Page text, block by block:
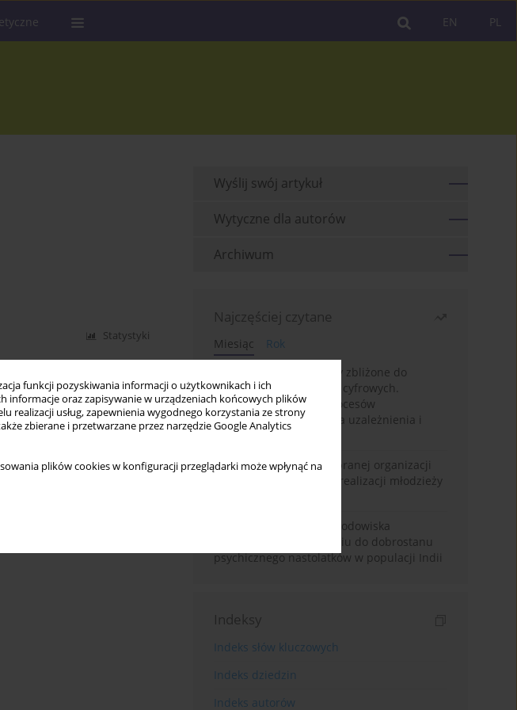
funkcji pozyskiwania informacji o użytkownikach i ich
oraz zapisywanie w urządzeniach końcowych plików
realizacji usług, zapewnienia wygodnego korzystania ze strony
zbierane i przetwarzane przez narzędzie Google Analytics
plików cookies w konfiguracji przeglądarki może wpłynąć na
PL
EN
Statystyki
Wyślij swój artykuł
Wytyczne dla autorów
Archiwum
Najczęściej czytane
Miesiąc
Rok
Loot boxy – mechanizmy zbliżone do
hazardu ukryte w grach cyfrowych.
Narracyjny przegląd procesów
psychologicznych, ryzyka uzależnienia i
regulacji prawnych
Znaczenie wsparcia wybranej organizacji
pozarządowej dla samorealizacji młodzieży
Badanie osobowości i środowiska
rodzinnego w odniesieniu do dobrostanu
psychicznego nastolatków w populacji Indii
Indeksy
Indeks słów kluczowych
Indeks dziedzin
Indeks autorów